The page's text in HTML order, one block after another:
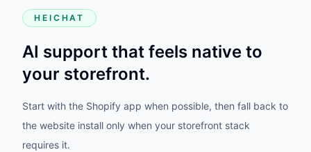
HEICHAT
AI support that feels native to
your storefront.
Start with the Shopify app when possible, then fall back to
the website install only when your storefront stack
requires it.